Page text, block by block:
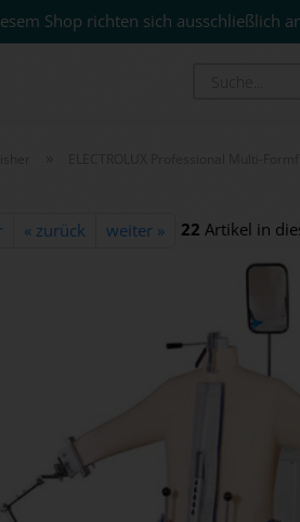
Shop richten sich ausschließlich
« zurück weiter » 22 Artikel in